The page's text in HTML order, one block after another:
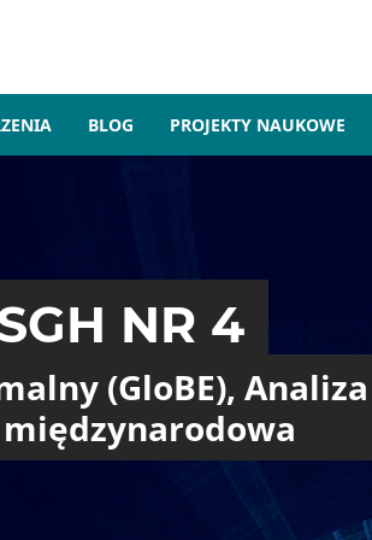
BLOG PROJEKTY NAUKOWE
patronatem